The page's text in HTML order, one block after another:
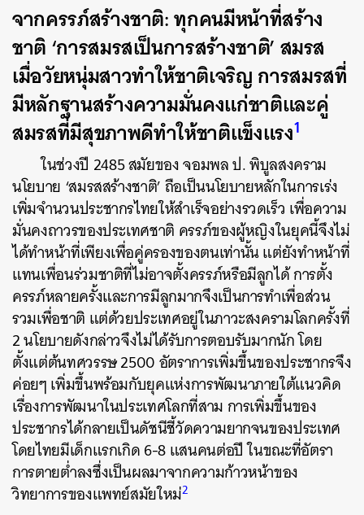
จากครรภ์สร้างชาติ: ทุกคนมีหน้าที่สร้าง
ชาติ ‘การสมรสเป็นการสร้างชาติ’ สมรส
เมื่อวัยหนุ่มสาวทำให้ชาติเจริญ การสมรสที่
มีหลักฐานสร้างความมั่นคงแก่ชาติและคู่
สมรสที่มีสุขภาพดีทำให้ชาติแข็งแรง1
ในช่วงปี 2485 สมัยของ จอมพล ป. พิบูลสงคราม
นโยบาย ‘สมรสสร้างชาติ’ ถือเป็นนโยบายหลักในการเร่ง
เพิ่มจำนวนประชากรไทยให้สำเร็จอย่างรวดเร็ว เพื่อความ
มั่นคงถาวรของประเทศชาติ ครรภ์ของผู้หญิงในยุคนี้จึงไม่
ได้ทำหน้าที่เพียงเพื่อคู่ครองของตนเท่านั้น แต่ยังทำหน้าที่
แทนเพื่อนร่วมชาติที่ไม่อาจตั้งครรภ์หรือมีลูกได้ การตั้ง
ครรภ์หลายครั้งและการมีลูกมากจึงเป็นการทำเพื่อส่วน
รวมเพื่อชาติ แต่ด้วยประเทศอยู่ในภาวะสงครามโลกครั้งที่
2 นโยบายดังกล่าวจึงไม่ได้รับการตอบรับมากนัก โดย
ตั้งแต่ต้นทศวรรษ 2500 อัตราการเพิ่มขึ้นของประชากรจึง
ค่อยๆ เพิ่มขึ้นพร้อมกับยุคแห่งการพัฒนาภายใต้แนวคิด
เรื่องการพัฒนาในประเทศโลกที่สาม การเพิ่มขึ้นของ
ประชากรได้กลายเป็นดัชนีชี้วัดความยากจนของประเทศ
โดยไทยมีเด็กแรกเกิด 6-8 แสนคนต่อปี ในขณะที่อัตรา
การตายต่ำลงซึ่งเป็นผลมาจากความก้าวหน้าของ
วิทยาการของแพทย์สมัยใหม่2